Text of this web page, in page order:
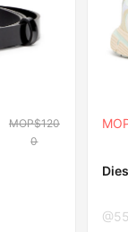
MOP$120
0
最高10%
282人获
6%返利